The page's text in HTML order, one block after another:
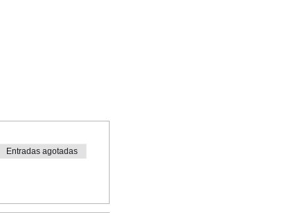
Entradas agotadas